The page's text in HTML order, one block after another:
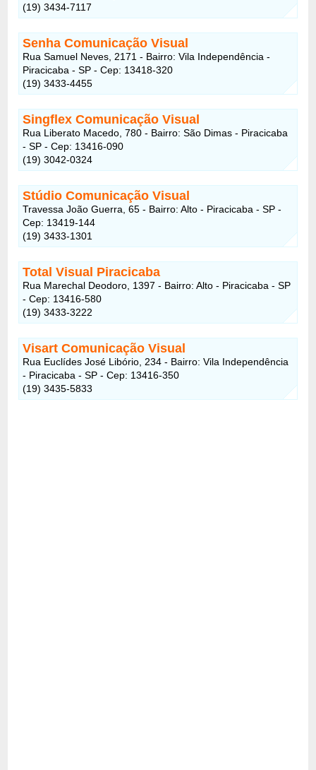
(19) 3434-7117
Senha Comunicação Visual
Rua Samuel Neves, 2171 - Bairro: Vila Independência -
Piracicaba - SP - Cep: 13418-320
(19) 3433-4455
Singflex Comunicação Visual
Rua Liberato Macedo, 780 - Bairro: São Dimas - Piracicaba
- SP - Cep: 13416-090
(19) 3042-0324
Stúdio Comunicação Visual
Travessa João Guerra, 65 - Bairro: Alto - Piracicaba - SP -
Cep: 13419-144
(19) 3433-1301
Total Visual Piracicaba
Rua Marechal Deodoro, 1397 - Bairro: Alto - Piracicaba - SP
- Cep: 13416-580
(19) 3433-3222
Visart Comunicação Visual
Rua Euclídes José Libório, 234 - Bairro: Vila Independência
- Piracicaba - SP - Cep: 13416-350
(19) 3435-5833